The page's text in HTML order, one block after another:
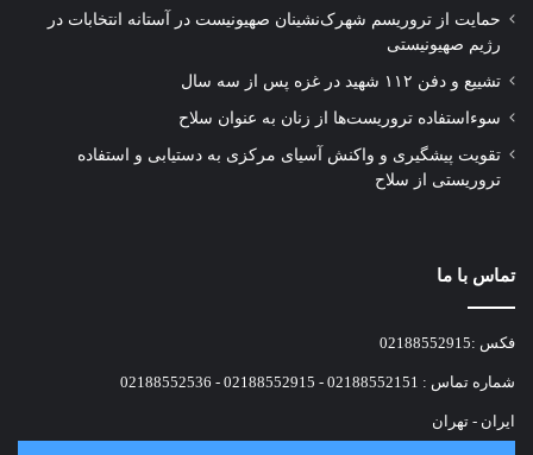
حمایت از تروریسم شهرک‌نشینان صهیونیست در آستانه انتخابات در
رژیم صهیونیستی
تشییع و دفن ۱۱۲ شهید در غزه پس از سه سال
سوءاستفاده تروریست‌ها از زنان به عنوان سلاح
تقویت پیشگیری و واکنش آسیای مرکزی به دستیابی و استفاده
تروریستی از سلاح
تماس با ما
فکس :02188552915
شماره تماس : 02188552151 - 02188552915 - 02188552536
ایران - تهران